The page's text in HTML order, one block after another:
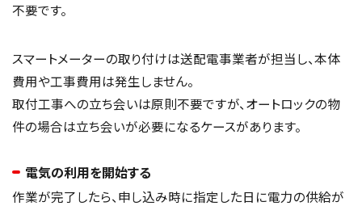
不要です。
スマートメーターの取り付けは送配電事業者が担当し、本体
費用や工事費用は発生しません。
取付工事への立ち会いは原則不要ですが、オートロックの物
件の場合は立ち会いが必要になるケースがあります。
電気の利用を開始する
作業が完了したら、申し込み時に指定した日に電力の供給が